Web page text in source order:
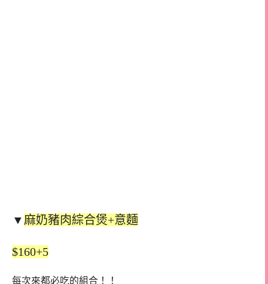
▼麻奶豬肉綜合煲+意麵
$160+5
每次來都必吃的組合！！